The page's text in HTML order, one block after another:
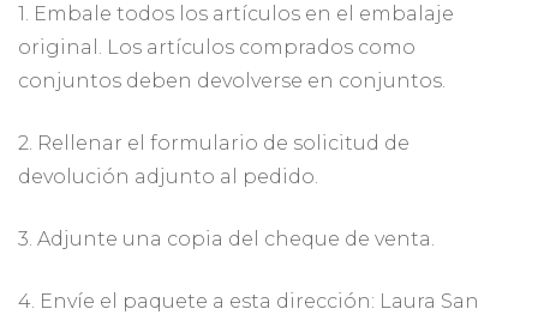
1. Embale todos los artículos en el embalaje
original. Los artículos comprados como
conjuntos deben devolverse en conjuntos.
2. Rellenar el formulario de solicitud de
devolución adjunto al pedido.
3. Adjunte una copia del cheque de venta.
4. Envíe el paquete a esta dirección: Laura San